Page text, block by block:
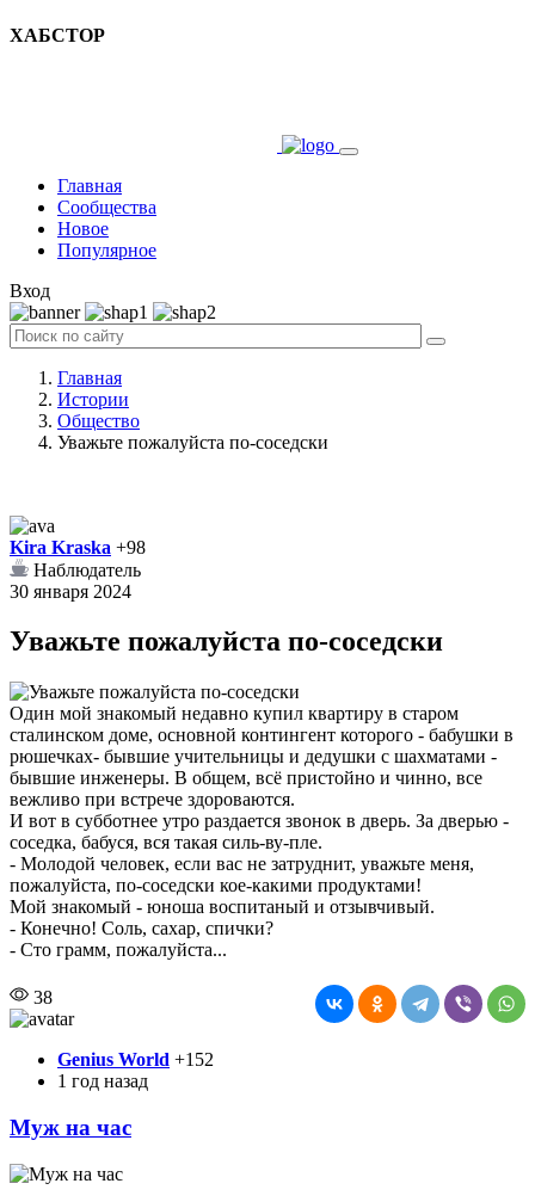
ХАБСТОР
Главная
Сообщества
Новое
Популярное
Вход
Главная
Истории
Общество
Уважьте пожалуйста по-соседски
Kira Kraska +98
Наблюдатель
30 января 2024
Уважьте пожалуйста по-соседски
Один мой знакомый недавно купил квартиру в старом
сталинском доме, основной контингент которого - бабушки в
рюшечках- бывшие учительницы и дедушки с шахматами -
бывшие инженеры. В общем, всё пристойно и чинно, все
вежливо при встрече здороваются.
И вот в субботнее утро раздается звонок в дверь. За дверью -
соседка, бабуся, вся такая силь-ву-пле.
- Молодой человек, если вас не затруднит, уважьте меня,
пожалуйста, по-соседски кое-какими продуктами!
Мой знакомый - юноша воспитаный и отзывчивый.
- Конечно! Соль, сахар, спички?
- Сто грамм, пожалуйста...
38
Genius World +152
1 год назад
Муж на час